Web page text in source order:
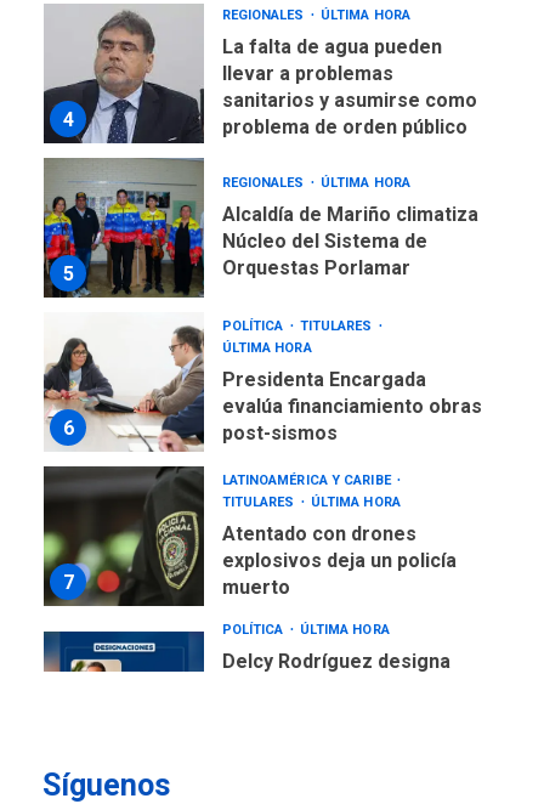
4
REGIONALES ÚLTIMA HORA
La falta de agua pueden
llevar a problemas
sanitarios y asumirse como
problema de orden público
5
REGIONALES ÚLTIMA HORA
Alcaldía de Mariño climatiza
Núcleo del Sistema de
Orquestas Porlamar
6
POLÍTICA
TITULARES
ÚLTIMA HORA
Presidenta Encargada
evalúa financiamiento obras
post-sismos
7
LATINOAMÉRICA Y CARIBE
TITULARES
ÚLTIMA HORA
Atentado con drones
explosivos deja un policía
muerto
POLÍTICA ÚLTIMA HORA
Delcy Rodríguez designa
Síguenos